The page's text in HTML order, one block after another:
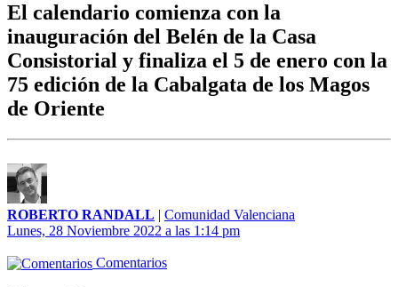
El calendario comienza con la
inauguración del Belén de la Casa
Consistorial y finaliza el 5 de enero con la
75 edición de la Cabalgata de los Magos
de Oriente
ROBERTO RANDALL | Comunidad Valenciana
Lunes, 28 Noviembre 2022 a las 1:14 pm
Comentarios